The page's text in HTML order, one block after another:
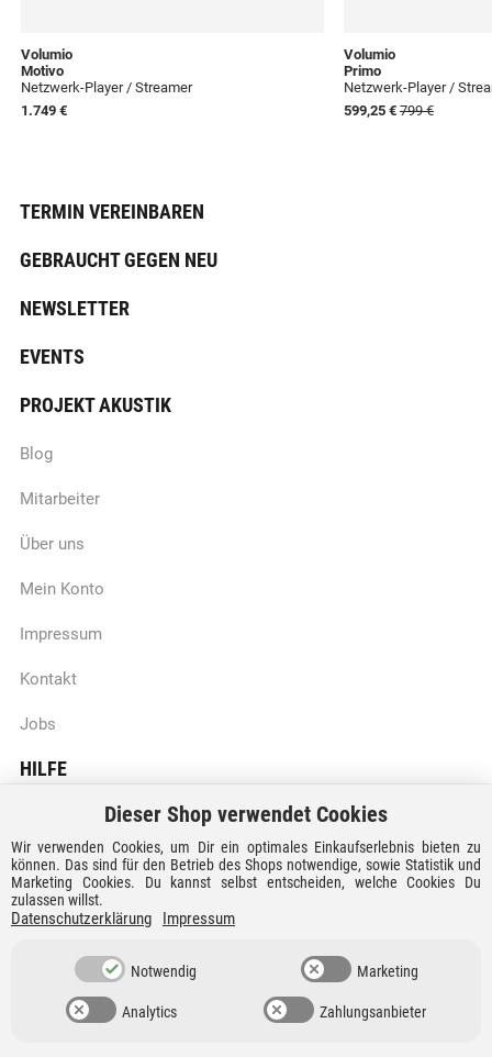
Volumio
Motivo
Netzwerk-Player / Streamer
1.749 €
Volumio
Primo
Netzwerk-Player /
599,25 € 799 €
TERMIN VEREINBAREN
GEBRAUCHT GEGEN NEU
NEWSLETTER
EVENTS
PROJEKT AKUSTIK
Blog
Mitarbeiter
Über uns
Mein Konto
Impressum
Kontakt
Jobs
HILFE
Batteriegesetzhinweise
Vertrag widerrufen
Versandkosten und Lieferzeiten
Zahlungsarten
Dieser Shop verwendet Cookies
Wir verwenden Cookies, um Dir ein optimales Einkaufserlebnis bieten zu
können. Das sind für den Betrieb des Shops notwendige, sowie Statistik und
Marketing Cookies. Du kannst selbst entscheiden, welche Cookies Du
zulassen willst.
Datenschutzerklärung Impressum
Notwendig Marketing
Analytics Zahlungsanbieter